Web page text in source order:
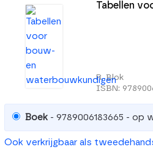
Tabellen
R. Blok
ISBN:
Boek - 9789006183665 - op
Ook verkrijgbaar als